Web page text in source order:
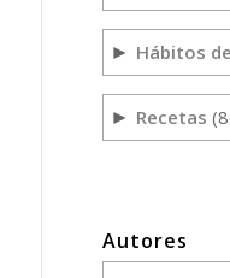
► Hábitos
► Recetas
Autores